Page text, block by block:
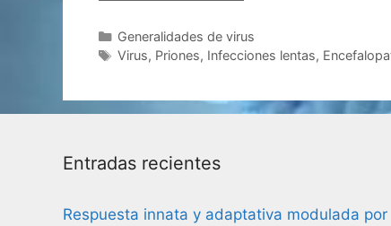
Categorías
Generalidades de virus
Etiquetas
Virus, Priones, Infecciones lentas,
Entradas recientes
Respuesta innata y adaptativa modulada por